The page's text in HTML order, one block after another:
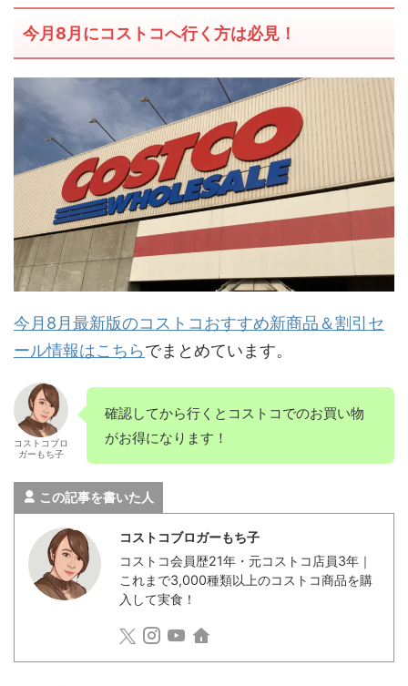
今月8月にコストコへ行く方は必見！
今月8月最新版のコストコおすすめ新商品＆割引セ
ール情報はこちらでまとめています。
コストコブロ
ガーもち子
確認してから行くとコストコでのお買い物
がお得になります！
この記事を書いた人
コストコブロガーもち子
コストコ会員歴21年・元コストコ店員3年｜
これまで3,000種類以上のコストコ商品を購
入して実食！